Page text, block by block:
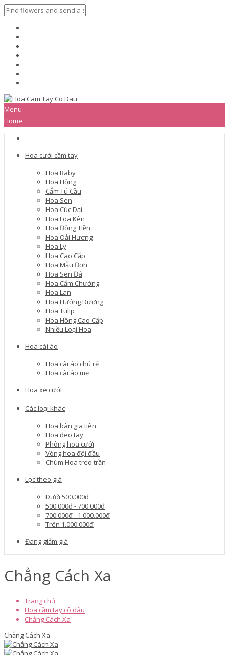
Menu
Home
Hoa cưới cầm tay
Hoa Baby
Hoa Hồng
Cẩm Tú Cầu
Hoa Sen
Hoa Cúc Dại
Hoa Loa Kèn
Hoa Đồng Tiền
Hoa Oải Hương
Hoa Ly
Hoa Cao Cấp
Hoa Mẫu Đơn
Hoa Sen Đá
Hoa Cẩm Chướng
Hoa Lan
Hoa Hướng Dương
Hoa Tulip
Hoa Hồng Cao Cấp
Nhiều Loại Hoa
Hoa cài áo
Hoa cài áo chú rể
Hoa cài áo mẹ
Hoa xe cưới
Các loại khác
Hoa bàn gia tiên
Hoa đeo tay
Phông hoa cưới
Vòng hoa đội đầu
Chùm Hoa treo trần
Lọc theo giá
Dưới 500.000đ
500.000đ - 700.000đ
700.000đ - 1.000.000đ
Trên 1.000.000đ
Đang giảm giá
Chẳng Cách Xa
Trang chủ
Hoa cầm tay cô dâu
Chẳng Cách Xa
Chẳng Cách Xa